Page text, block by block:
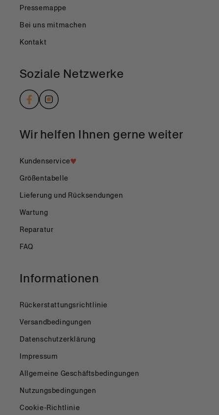
Pressemappe
Bei uns mitmachen
Kontakt
Soziale Netzwerke
FacebookInstagram
Wir helfen Ihnen gerne weiter
Kundenservice
Größentabelle
Lieferung und Rücksendungen
Wartung
Reparatur
FAQ
Informationen
Rückerstattungsrichtlinie
Versandbedingungen
Datenschutzerklärung
Impressum
Allgemeine Geschäftsbedingungen
Nutzungsbedingungen
Cookie-Richtlinie